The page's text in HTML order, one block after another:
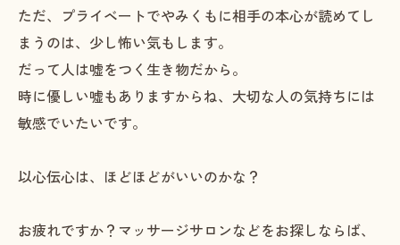
ただ、プライベートでやみくもに相手の本心が読めてし
まうのは、少し怖い気もします。
だって人は嘘をつく生き物だから。
時に優しい嘘もありますからね、大切な人の気持ちには
敏感でいたいです。
以心伝心は、ほどほどがいいのかな？
お疲れですか？マッサージサロンなどをお探しならば、